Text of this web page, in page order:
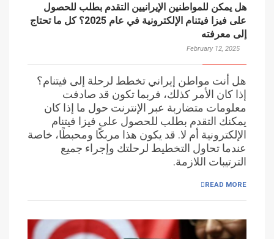
هل يمكن للمواطنين الإيرانيين التقدم بطلب للحصول
على فيزا فيتنام الإلكترونية في عام 2025؟ كل ما تحتاج
إلى معرفته
February 12, 2025
هل أنت مواطن إيراني تخطط لرحلة إلى فيتنام؟
إذا كان الأمر كذلك، فربما تكون قد صادفت
معلومات متضاربة عبر الإنترنت حول ما إذا كان
يمكنك التقدم بطلب للحصول على فيزا فيتنام
الإلكترونية أم لا. قد يكون هذا مربكًا ومحبطًا، خاصة
عندما تحاول التخطيط لرحلتك وإجراء جميع
الترتيبات اللازمة.
READ MORE